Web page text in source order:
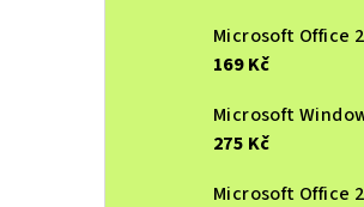
169 Kč
275 Kč